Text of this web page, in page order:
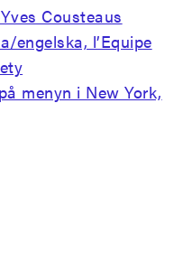
Cousteaus
engelska, l’Equipe
menyn i New York,